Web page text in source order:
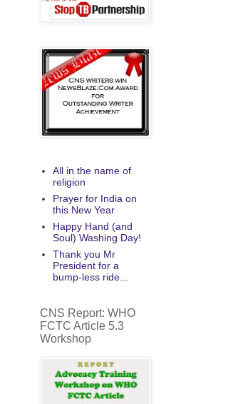
All in the name of
religion
Prayer for India on
this New Year
Happy Hand (and
Soul) Washing Day!
Thank you Mr
President for a
bump-less ride...
CNS Report: WHO
FCTC Article 5.3
Workshop